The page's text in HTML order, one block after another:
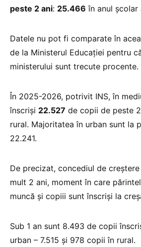
peste 2 ani: 25.466 în anul școlar
Datele nu pot fi comparate în
de la Ministerul Educației pentru
ministerului sunt trecute procente.
În 2025-2026, potrivit INS, în
înscriși 22.527 de copii de peste
rural. Majoritatea în urban sunt la
22.241.
De precizat, concediul de
mult 2 ani, moment în care
muncă și copiii sunt înscriși la
Sub 1 an sunt 8.493 de copii
urban – 7.515 și 978 copii în rural.